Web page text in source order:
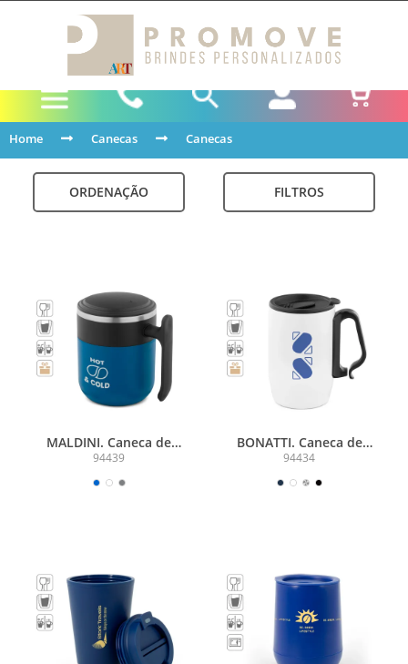
Home Canecas Canecas
ORDENAÇÃO FILTROS
MALDINI. Caneca de
viagem com parede
acabamento mate 400 mL
94439
BONATTI. Caneca de
viagem térmica em aço
94434